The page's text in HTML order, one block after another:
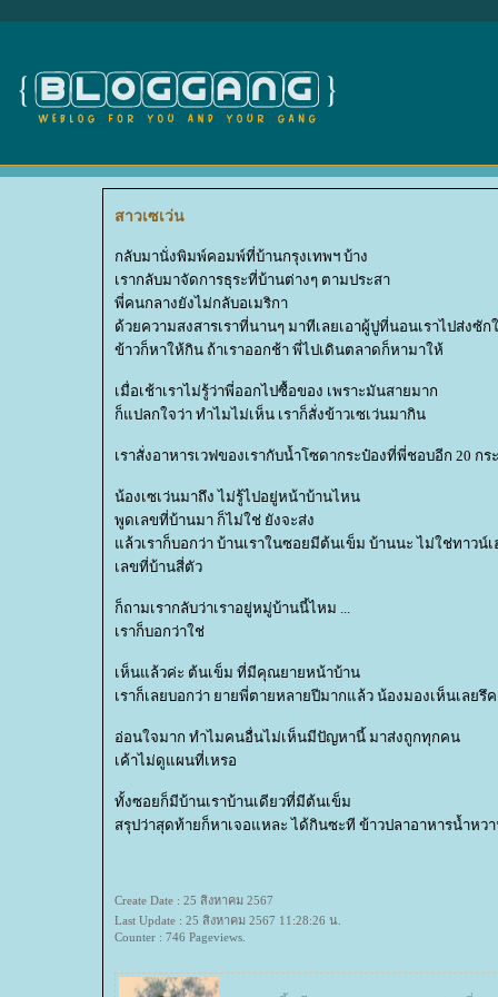
สาวเซเว่น
กลับมานั่งพิมพ์คอมพ์ที่บ้านกรุงเทพฯ บ้าง
เรากลับมาจัดการธุระที่บ้านต่างๆ ตามประสา
พี่คนกลางยังไม่กลับอเมริกา
ด้วยความสงสารเราที่นานๆ มาทีเลยเอาผู้ปูที่นอนเราไปส่งซัก
ข้าวก็หาให้กิน ถ้าเราออกช้า พี่ไปเดินตลาดก็หามาให้
เมื่อเช้าเราไม่รู้ว่าพี่ออกไปซื้อของ เพราะมันสายมาก
ก็แปลกใจว่า ทำไมไม่เห็น เราก็สั่งข้าวเซเว่นมากิน
เราสั่งอาหารเวฟของเรากับน้ำโซดากระป๋องที่พี่ชอบอีก 20 กร
น้องเซเว่นมาถึง ไม่รู้ไปอยู่หน้าบ้านไหน
พูดเลขที่บ้านมา ก็ไม่ใช่ ยังจะส่ง
ล้วเราก็บอกว่า บ้านเราในซอยมีต้นเข็ม บ้านนะ ไม่ใช่ทาวน์เ
เลขที่บ้านสี่ตัว
ก็ถามเรากลับว่าเราอยู่หมู่บ้านนี้ไหม ...
เราก็บอกว่าใช่
เห็นแล้วค่ะ ต้นเข็ม ที่มีคุณยายหน้าบ้าน
เราก็เลยบอกว่า ยายพี่ตายหลายปีมากแล้ว น้องมองเห็นเลยรึค
อ่อนใจมาก ทำไมคนอื่นไม่เห็นมีปัญหานี้ มาส่งถูกทุกคน
เค้าไม่ดูแผนที่เหรอ
ทั้งซอยก็มีบ้านเราบ้านเดียวที่มีต้นเข็ม
สรุปว่าสุดท้ายก็หาเจอแหละ ได้กินซะที ข้าวปลาอาหารน้ำหวา
Create Date : 25 สิงหาคม 2567
Last Update : 25 สิงหาคม 2567 11:28:26 น.
Counter : 746 Pageviews.